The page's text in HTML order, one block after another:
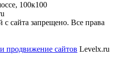
100к100
сайта запрещено. Все права
продвижение сайтов Levelx.ru